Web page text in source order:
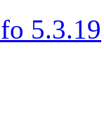
5.3.19